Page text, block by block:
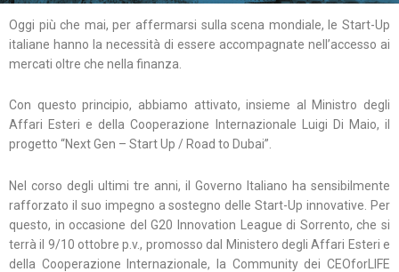
Oggi più che mai, per affermarsi sulla scena mondiale, le Start-Up
italiane hanno la necessità di essere accompagnate nell’accesso ai
mercati oltre che nella finanza.
Con questo principio, abbiamo attivato, insieme al Ministro degli
Affari Esteri e della Cooperazione Internazionale Luigi Di Maio, il
progetto “Next Gen – Start Up / Road to Dubai”.
Nel corso degli ultimi tre anni, il Governo Italiano ha sensibilmente
rafforzato il suo impegno a sostegno delle Start-Up innovative. Per
questo, in occasione del G20 Innovation League di Sorrento, che si
terrà il 9/10 ottobre p.v., promosso dal Ministero degli Affari Esteri e
della Cooperazione Internazionale, la Community dei CEOforLIFE